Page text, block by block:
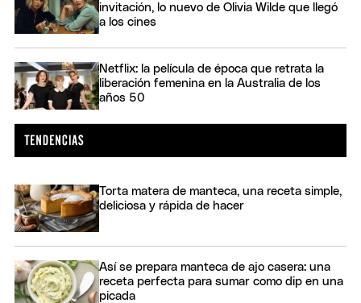
invitación, lo nuevo de Olivia Wilde que llegó
a los cines
Netflix: la película de época que retrata la
liberación femenina en la Australia de los
años 50
Torta matera de manteca, una receta simple,
deliciosa y rápida de hacer
Así se prepara manteca de ajo casera: una
receta perfecta para sumar como dip en una
picada